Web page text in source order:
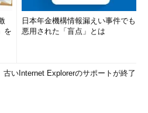
を
日本年金機構情報漏えい事件でも
悪用された「盲点」とは
古いInternet Explorerのサポートが終了